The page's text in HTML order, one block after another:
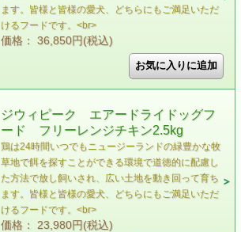
ます。皆様と皆様の愛犬、どちらにもご満足いただ
けるフードです。<br>
価格： 36,850円(税込)
ジウィピーク エアードライドッグフ
ード フリーレンジチキン2.5kg
鶏は24時間いつでもニュージーランドの緑豊かな牧
草地で餌を探すことができる環境で道徳的に配慮し
た方法で放し飼いされ、広い土地を動き回って育ち
ます。皆様と皆様の愛犬、どちらにもご満足いただ
けるフードです。<br>
価格： 23,980円(税込)